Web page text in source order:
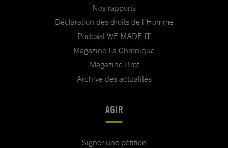
Nos rapports
Déclaration des droits de l'Homme
Podcast WE MADE IT
Magazine La Chronique
Magazine Bref
Archive des actualités
AGIR
Signer une pétition